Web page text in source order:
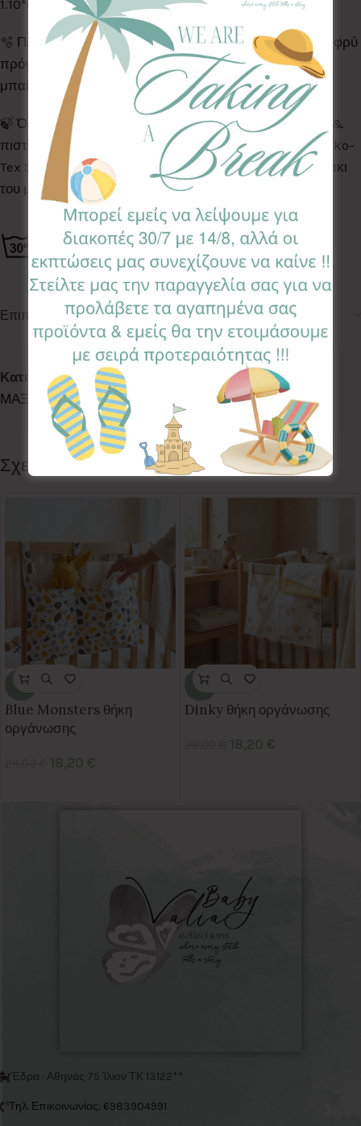
1.10*0.65
🫧 Πλένεται στο πλυντήριο ρούχων, στους 30°C, σε ελαφρύ
πρόγραμμα χωρίς στροφές. Στεγνώνει φυσικά, & δεν
μπαίνει στο στεγνωτήριο.
🍃 Όλα τα Υφάσματα της συλλογής μας είναι ελεγμένα &
πιστοποιημένα για βλαβερές ουσίες σύμφωνα με το Oeko-
Tex Standard 100, κατάλληλα για το ευαίσθητο δερματάκι
του μωρού σας.
Επιπλέον πληροφορίες
Κωδικός προϊόντος:FPL-FS
Κατηγορίες:
DECO, PLAYTIME
ΕΠΙΔΑΠΕΔΙΕΣ
ΜΑΞΙΛΑΡΕΣ,
ΕΠΙΔΑΠΕΔΙΕΣ ΜΑΞΙΛΑΡΕΣ
Follow:
Σχετικά προϊόντα
-35%
Blue Monsters θήκη
οργάνωσης
-35%
Dinky θήκη οργάνωσης
Έδρα : Αθηνάς 75 Ίλιον ΤΚ 13122**
Τηλ. Επικοινωνίας: 6983904991